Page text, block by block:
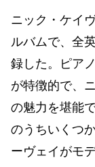
ニック・ケイ
ルバムで、全
録した。ピア
が特徴的で、
の魅力を堪能
のうちいくつ
ーヴェイがモ